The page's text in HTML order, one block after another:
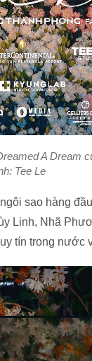
A Dream
Tee Le
sao hàng
Linh, Nhã
tín trong nước